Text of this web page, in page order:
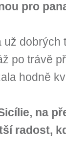
pro
dobrých
po trávě
hodně
na
radost,